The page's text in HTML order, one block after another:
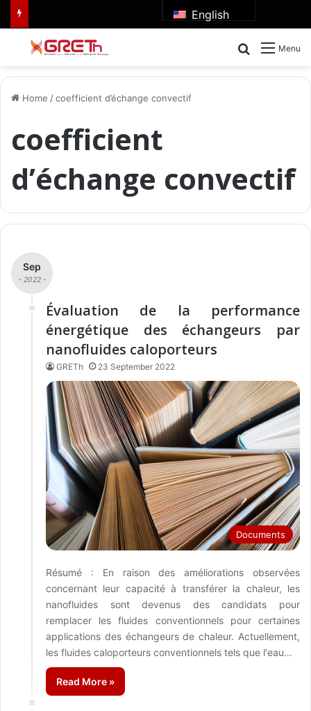
English
Menu
Search for
Home /coefficient d’échange convectif
coefficient
d’échange convectif
Sep
- 2022 -
Évaluation de la performance
énergétique des échangeurs par
nanofluides caloporteurs
GRETh 23 September 2022
Documents
Résumé : En raison des améliorations observées
concernant leur capacité à transférer la chaleur, les
nanofluides sont devenus des candidats pour
remplacer les fluides conventionnels pour certaines
applications des échangeurs de chaleur. Actuellement,
les fluides caloporteurs conventionnels tels que l'eau…
Read More »